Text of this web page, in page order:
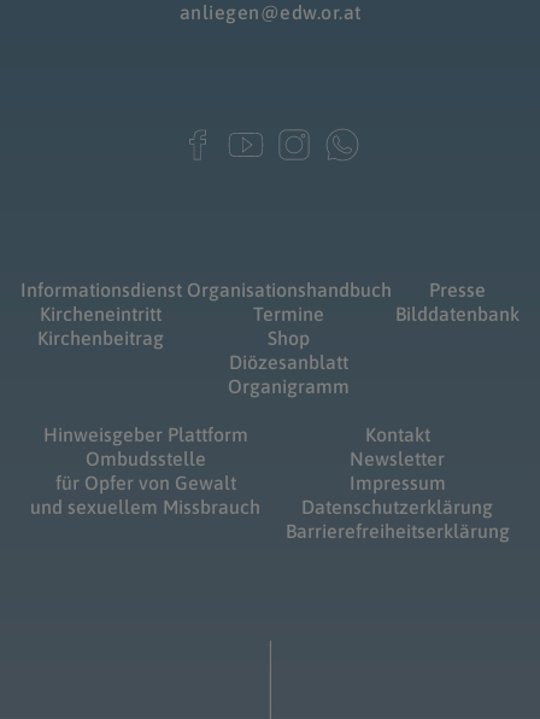
anliegen@edw.or.at
Informationsdienst
Kircheneintritt
Kirchenbeitrag
Organisationshandbuch
Termine
Shop
Diözesanblatt
Organigramm
Presse
Bilddatenbank
Hinweisgeber Plattform
Ombudsstelle
für Opfer von Gewalt
und sexuellem Missbrauch
Kontakt
Newsletter
Impressum
Datenschutzerklärung
Barrierefreiheitserklärung